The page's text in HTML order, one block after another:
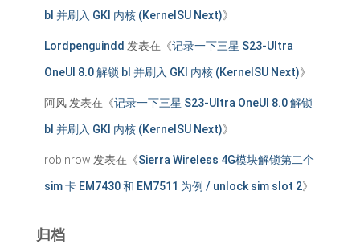
bl 并刷入 GKI 内核 (KernelSU Next)》
Lordpenguindd 发表在《记录一下三星 S23-Ultra
OneUI 8.0 解锁 bl 并刷入 GKI 内核 (KernelSU Next)》
阿风 发表在《记录一下三星 S23-Ultra OneUI 8.0 解锁
bl 并刷入 GKI 内核 (KernelSU Next)》
robinrow 发表在《Sierra Wireless 4G模块解锁第二个
sim 卡 EM7430 和 EM7511 为例 / unlock sim slot 2》
归档